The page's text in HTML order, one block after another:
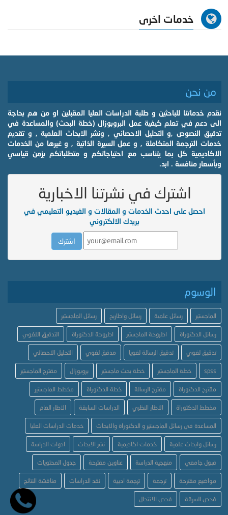
خدمات اخرى
من نحن
نقدم خدماتنا للباحثين و طلبة الدراسات العليا المقبلين او من هم بحاجة
الى دعم في تعلم كيفية عمل البروبوزال (خطة البحث) والمساعدة في
تدقيق النصوص ,و التحليل الاحصائي , ونشر الابحاث العلمية , و تقديم
خدمات الترجمة المتكاملة , و عمل السيرة الذاتية , و غيرها من الخدمات
الاكاديمية كل بما يتناسب مع احتياجاتكم و متطلباتكم بزمن قياسي
وبأسعار منافسة . ابد.
اشترك في نشرتنا الاخبارية
احصل على احدث الخدمات و المقالات و الفيديو التعليمي في
بريدك الالكتروني
الوسوم
الماجستير رسائل علمية رسائل واطاريح رسائل الماجستير
رسائل الدكتوراة اطروحة الماجستير اطروحة الدكتوراة التدقيق اللغوي
تدقيق لغوي تدقيق الرسالة لغويا مدقق لغوي التحليل الاحصائي
spss خطة الماجستير خطة بحث ماجستير بروبوزال مقترح الماجستير
مقترح الدكتوراة مقترح الرسالة خطة الدكتوراة مخطط الماجستير
مخطط الدكتوراة الاطار النظري الدراسات السابقة الاطار العام
المساعدة في رسائل الماجستير و الدكتوراة والابحاث خدمات الدراسات العليا
رسائل وابحاث علمية خدمات اكاديمية نشر الابحاث ادوات الدراسة
قبول جامعي منهجية الدراسة عناوين مقترحة جدول المحتويات
مواضيع مقترحة ترجمة ترجمة ادبية نقد الدراسات مناقشة النتائج
فحص السرقة فحص الانتحال